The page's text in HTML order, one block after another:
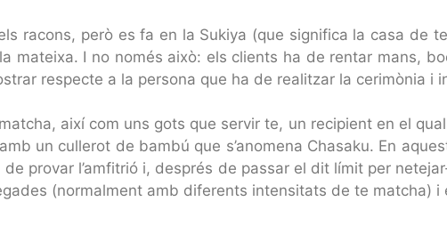
racons, però es fa en la Sukiya (que significa la casa de
mateixa. I no només això: els clients ha de rentar mans,
respecte a la persona que ha de realitzar la cerimònia i
així com uns gots que servir te, un recipient en el
un cullerot de bambú que s’anomena Chasaku. En
provar l’amfitrió i, després de passar el dit límit per
(normalment amb diferents intensitats de te matcha) i